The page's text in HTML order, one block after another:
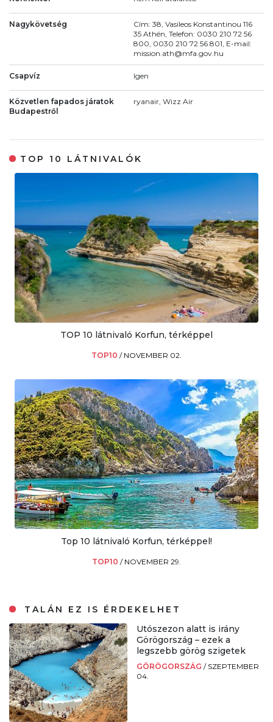
Nagykövetség
Cím: 38, Vasileos Konstantinou 116
35 Athén, Telefon: 0030 210 72 56
800, 0030 210 72 56 801, E-mail:
mission.ath@mfa.gov.hu
Csapvíz Igen
Közvetlen fapados járatok
Budapestről
ryanair, Wizz Air
TOP 10 LÁTNIVALÓK
TOP 10 látnivaló Korfun, térképpel
TOP10 / NOVEMBER 02.
Top 10 látnivaló Korfun, térképpel!
TOP10 / NOVEMBER 29.
TALÁN EZ IS ÉRDEKELHET
Utószezon alatt is irány
Görögország – ezek a
legszebb görög szigetek
GÖRÖGORSZÁG / SZEPTEMBER
04.